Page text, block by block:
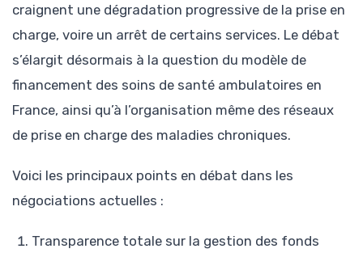
craignent une dégradation progressive de la prise en
charge, voire un arrêt de certains services. Le débat
s’élargit désormais à la question du modèle de
financement des soins de santé ambulatoires en
France, ainsi qu’à l’organisation même des réseaux
de prise en charge des maladies chroniques.
Voici les principaux points en débat dans les
négociations actuelles :
Transparence totale sur la gestion des fonds